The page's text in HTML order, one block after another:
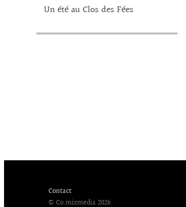
Un été au Clos des Fées
Contact
© Co.mixmedia 2026